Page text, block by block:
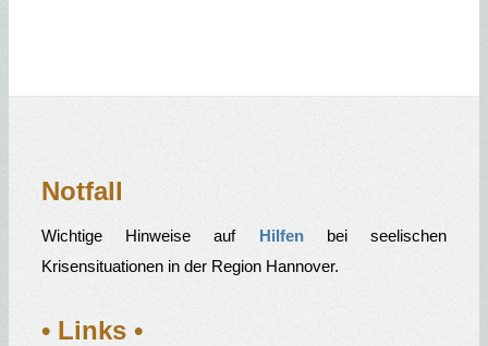
Notfall
Wichtige Hinweise auf Hilfenbei seelischen
Krisensituationen in der Region Hannover.
• Links •